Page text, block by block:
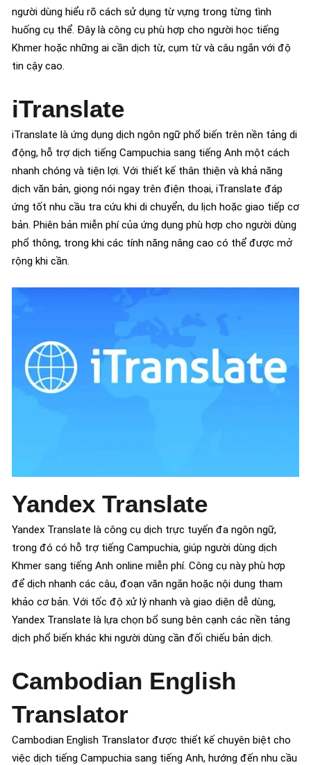
người dùng hiểu rõ cách sử dụng từ vựng trong từng tình
huống cụ thể. Đây là công cụ phù hợp cho người học tiếng
Khmer hoặc những ai cần dịch từ, cụm từ và câu ngắn với độ
tin cậy cao.
iTranslate
iTranslate là ứng dụng dịch ngôn ngữ phổ biến trên nền tảng di
động, hỗ trợ dịch tiếng Campuchia sang tiếng Anh một cách
nhanh chóng và tiện lợi. Với thiết kế thân thiện và khả năng
dịch văn bản, giọng nói ngay trên điện thoại, iTranslate đáp
ứng tốt nhu cầu tra cứu khi di chuyển, du lịch hoặc giao tiếp cơ
bản. Phiên bản miễn phí của ứng dụng phù hợp cho người dùng
phổ thông, trong khi các tính năng nâng cao có thể được mở
rộng khi cần.
Yandex Translate
Yandex Translate là công cụ dịch trực tuyến đa ngôn ngữ,
trong đó có hỗ trợ tiếng Campuchia, giúp người dùng dịch
Khmer sang tiếng Anh online miễn phí. Công cụ này phù hợp
để dịch nhanh các câu, đoạn văn ngắn hoặc nội dung tham
khảo cơ bản. Với tốc độ xử lý nhanh và giao diện dễ dùng,
Yandex Translate là lựa chọn bổ sung bên cạnh các nền tảng
dịch phổ biến khác khi người dùng cần đối chiếu bản dịch.
Cambodian English
Translator
Cambodian English Translator được thiết kế chuyên biệt cho
việc dịch tiếng Campuchia sang tiếng Anh, hướng đến nhu cầu